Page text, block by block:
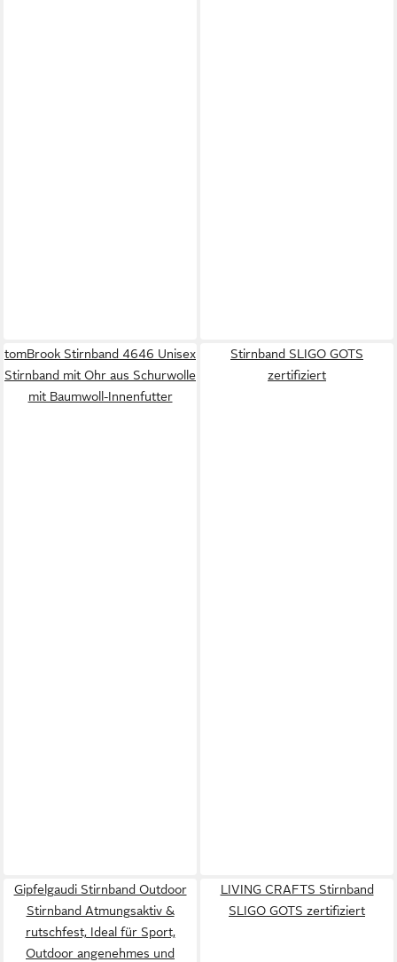
tomBrook Stirnband 4646 Unisex
Stirnband mit Ohr aus Schurwolle
mit Baumwoll-Innenfutter
Stirnband SLIGO GOTS
zertifiziert
Gipfelgaudi Stirnband Outdoor
Stirnband Atmungsaktiv &
rutschfest, Ideal für Sport,
Outdoor angenehmes und
LIVING CRAFTS Stirnband
SLIGO GOTS zertifiziert